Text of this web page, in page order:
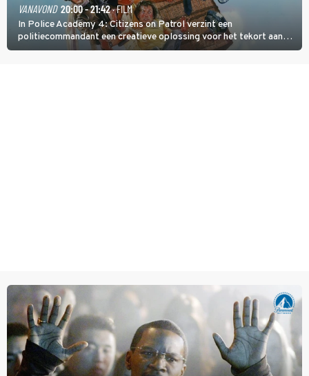
VANAVOND 20:00 - 21:42· FILM
In Police Academy 4: Citizens on Patrol verzint een
politiecommandant een creatieve oplossing voor het tekort aan
agenten.